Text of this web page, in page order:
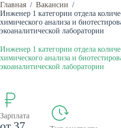
Главная / Вакансии /
Инженер 1 категории отдела
химического анализа и
экоаналитической лаборатории
Инженер 1 категории отдела
химического анализа и
экоаналитической лаборатории
Зарплата